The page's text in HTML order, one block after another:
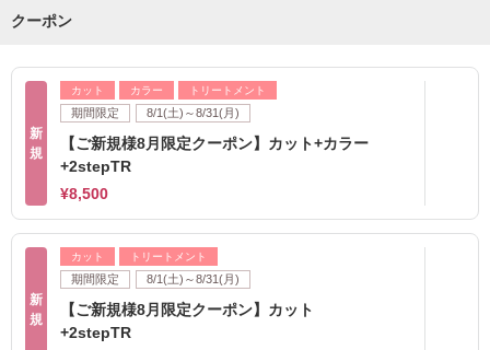
クーポン
新
規
カット カラー トリートメント
期間限定 8/1(土)～8/31(月)
【ご新規様8月限定クーポン】カット+カラー
+2stepTR
¥8,500
新
規
カット トリートメント
期間限定 8/1(土)～8/31(月)
【ご新規様8月限定クーポン】カット
+2stepTR